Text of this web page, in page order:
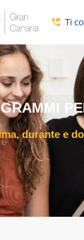
Ti
durante e